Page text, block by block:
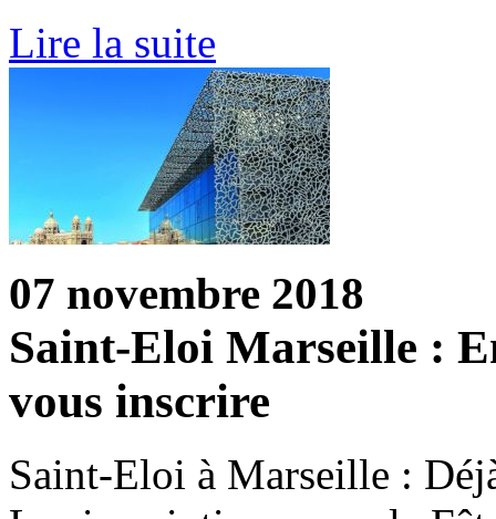
Lire la suite
07 novembre 2018
Saint-Eloi Marseille :
vous inscrire
Saint-Eloi à Marseille :